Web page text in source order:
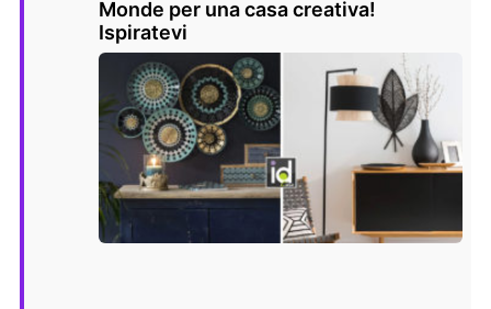
Monde per una casa creativa!
Ispiratevi